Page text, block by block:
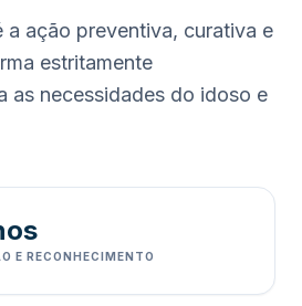
a ação preventiva, curativa e
estritamente
as necessidades do idoso e
E RECONHECIMENTO